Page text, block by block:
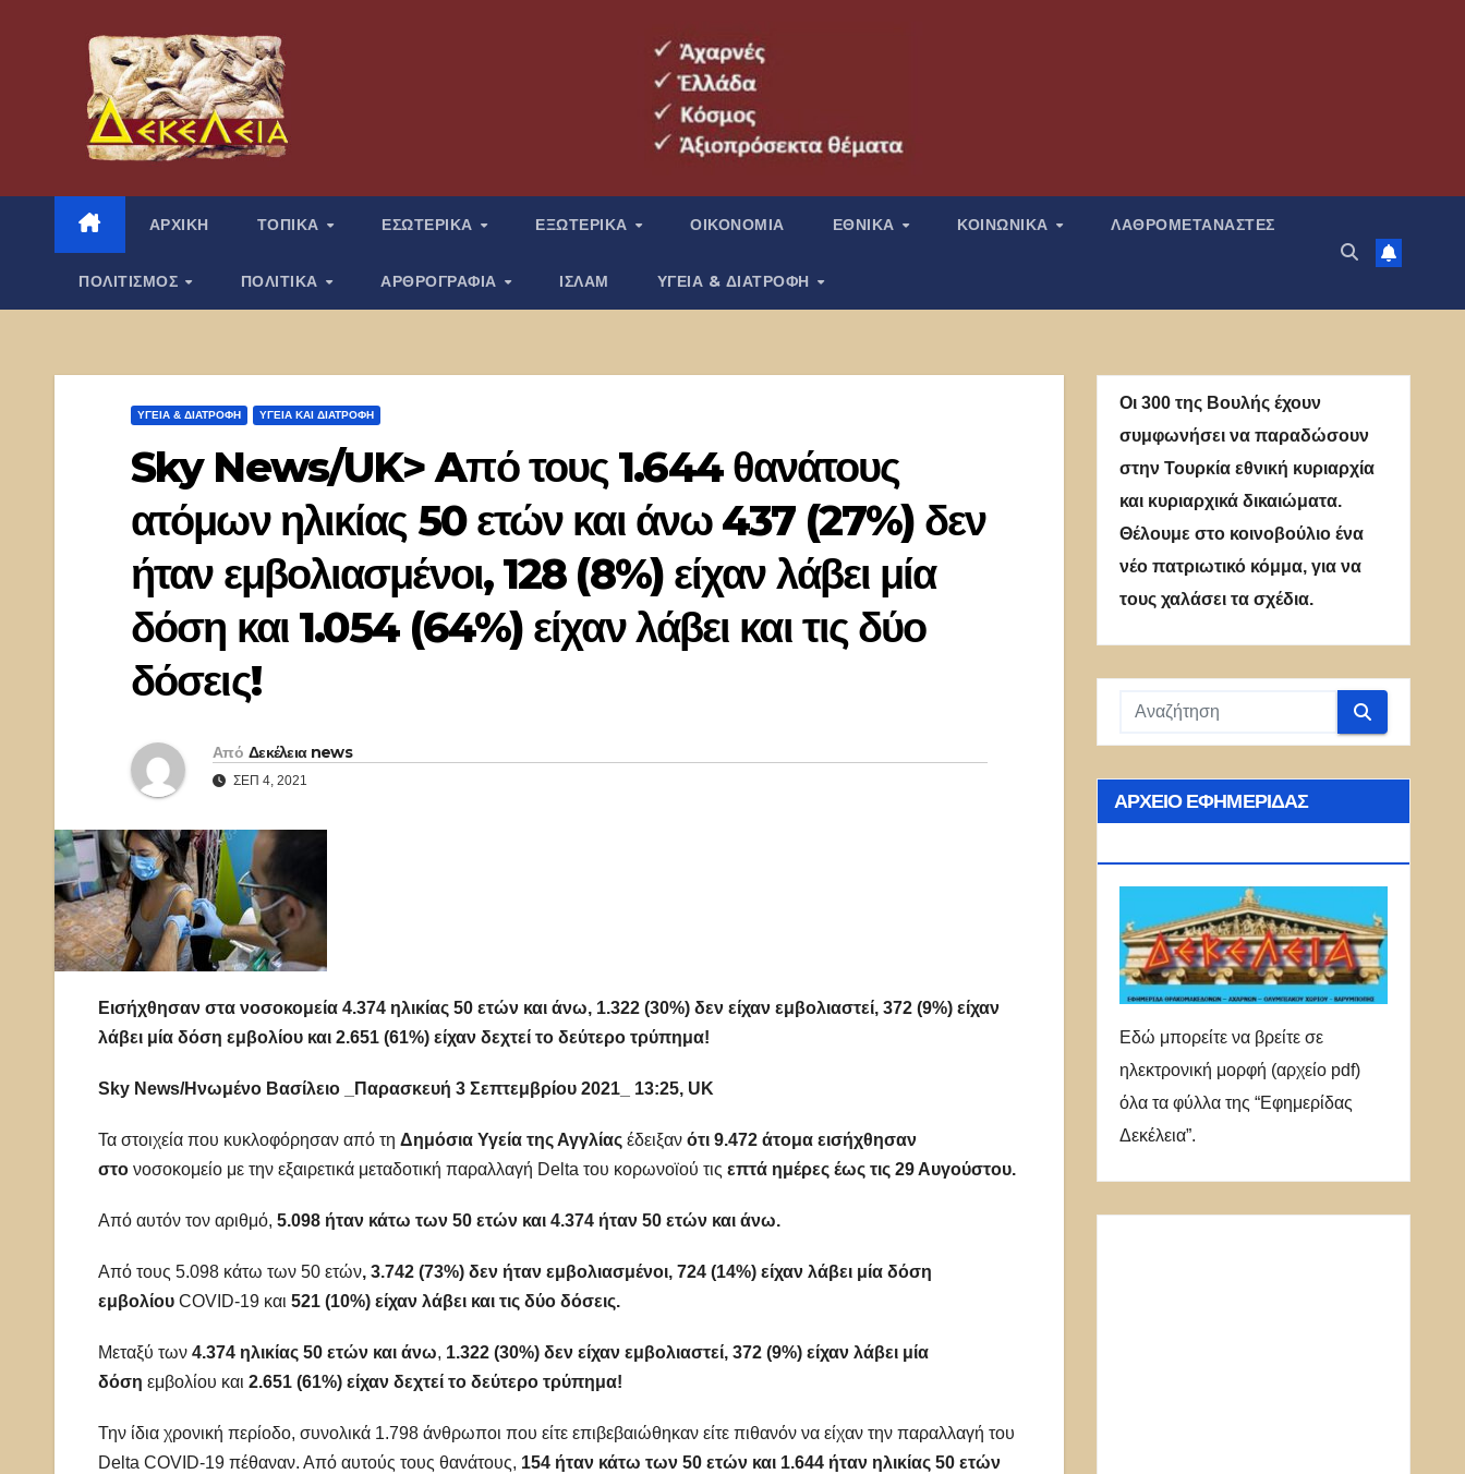
περιεχόμενο
ΑΡΧΙΚΗ ΤΟΠΙΚΑ ΕΣΩΤΕΡΙΚΑ ΕΞΩΤΕΡΙΚΑ ΟΙΚΟΝΟΜΙΑ ΕΘΝΙΚΑ ΚΟΙΝΩΝΙΚΑ ΛΑΘΡΟΜΕΤΑΝΑΣΤΕΣ
ΠΟΛΙΤΙΣΜΟΣ ΠΟΛΙΤΙΚΑ ΑΡΘΡΟΓΡΑΦΙΑ ΙΣΛΑΜ ΥΓΕΙΑ & ΔΙΑΤΡΟΦΗ
ΥΓΕΙΑ & ΔΙΑΤΡΟΦΗ ΥΓΕΊΑ ΚΑΙ ΔΙΑΤΡΟΦΉ
Sky News/UK> Aπό τους 1.644 θανάτους
ατόμων ηλικίας 50 ετών και άνω 437 (27%) δεν
ήταν εμβολιασμένοι, 128 (8%) είχαν λάβει μία
δόση και 1.054 (64%) είχαν λάβει και τις δύο
δόσεις!
Από Δεκέλεια news
ΣΕΠ 4, 2021
Εισήχθησαν στα νοσοκομεία 4.374 ηλικίας 50 ετών και άνω, 1.322 (30%) δεν είχαν εμβολιαστεί, 372 (9%) είχαν
λάβει μία δόση εμβολίου και 2.651 (61%) είχαν δεχτεί το δεύτερο τρύπημα!
Sky News/Ηνωμένο Βασίλειο _Παρασκευή 3 Σεπτεμβρίου 2021_ 13:25, UK
Τα στοιχεία που κυκλοφόρησαν από τη Δημόσια Υγεία της Αγγλίας έδειξαν ότι 9.472 άτομα εισήχθησαν
στο νοσοκομείο με την εξαιρετικά μεταδοτική παραλλαγή Delta του κορωνοϊού τις επτά ημέρες έως τις 29 Αυγούστου.
Από αυτόν τον αριθμό, 5.098 ήταν κάτω των 50 ετών και 4.374 ήταν 50 ετών και άνω.
Από τους 5.098 κάτω των 50 ετών, 3.742 (73%) δεν ήταν εμβολιασμένοι, 724 (14%) είχαν λάβει μία δόση
εμβολίου COVID-19 και 521 (10%) είχαν λάβει και τις δύο δόσεις.
Μεταξύ των 4.374 ηλικίας 50 ετών και άνω, 1.322 (30%) δεν είχαν εμβολιαστεί, 372 (9%) είχαν λάβει μία
δόση εμβολίου και 2.651 (61%) είχαν δεχτεί το δεύτερο τρύπημα!
Την ίδια χρονική περίοδο, συνολικά 1.798 άνθρωποι που είτε επιβεβαιώθηκαν είτε πιθανόν να είχαν την παραλλαγή του
Delta COVID-19 πέθαναν. Από αυτούς τους θανάτους, 154 ήταν κάτω των 50 ετών και 1.644 ήταν ηλικίας 50 ετών
Οι 300 της Βουλής έχουν
συμφωνήσει να παραδώσουν
στην Τουρκία εθνική κυριαρχία
και κυριαρχικά δικαιώματα.
Θέλουμε στο κοινοβούλιο ένα
νέο πατριωτικό κόμμα, για να
τους χαλάσει τα σχέδια.
ΑΡΧΕΊΟ ΕΦΗΜΕΡΊΔΑΣ
Εδώ μπορείτε να βρείτε σε
ηλεκτρονική μορφή (αρχείο pdf)
όλα τα φύλλα της “Εφημερίδας
Δεκέλεια”.